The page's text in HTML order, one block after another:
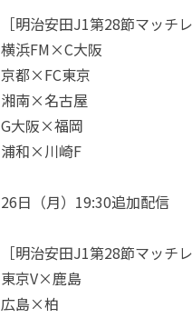
［明治安田J1第28節マッチ
横浜FM×C大阪
京都×FC東京
湘南×名古屋
G大阪×福岡
浦和×川崎F
26日（月）19:30追加配信
［明治安田J1第28節マッチ
東京V×鹿島
広島×柏